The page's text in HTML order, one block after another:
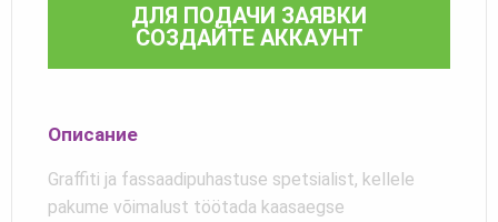
ДЛЯ ПОДАЧИ ЗАЯВКИ
СОЗДАЙТЕ АККАУНТ
Описание
Graffiti ja fassaadipuhastuse spetsialist, kellele
pakume võimalust töötada kaasaegse